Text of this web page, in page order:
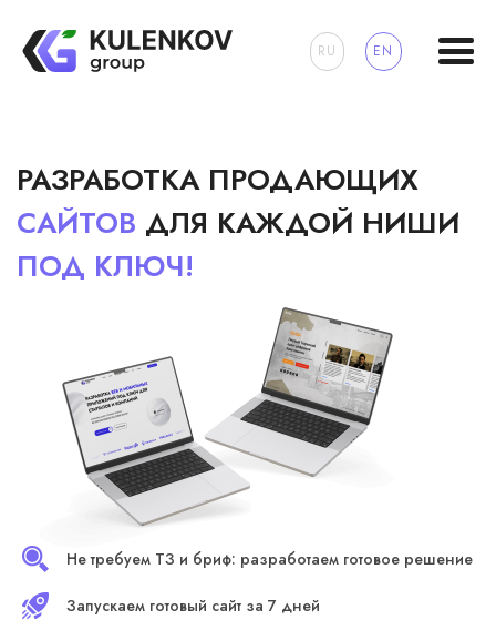
RU EN
РАЗРАБОТКА ПРОДАЮЩИХ
САЙТОВ ДЛЯ КАЖДОЙ НИШИ
ПОД КЛЮЧ!
Не требуем ТЗ и бриф: разработаем готовое решение
Запускаем готовый сайт за 7 дней